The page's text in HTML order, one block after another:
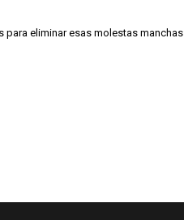
para eliminar esas molestas manchas